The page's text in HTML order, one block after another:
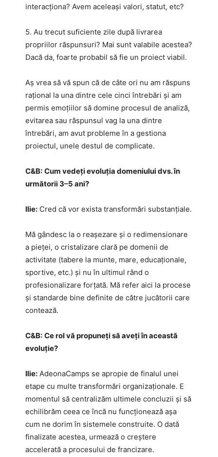
interacționa? Avem aceleași valori, statut, etc?
5. Au trecut suficiente zile după livrarea
propriilor răspunsuri? Mai sunt valabile acestea?
Dacă da, foarte probabil să fie un proiect viabil.
Aș vrea să vă spun că de câte ori nu am răspuns
rațional la una dintre cele cinci întrebări și am
permis emoțiilor să domine procesul de analiză,
evitarea sau răspunsul vag la una dintre
întrebări, am avut probleme în a gestiona
proiectul, unele destul de complicate.
C&B: Cum vedeți evoluția domeniului dvs. în
următorii 3–5 ani?
Ilie: Cred că vor exista transformări substanțiale.
Mă gândesc la o reașezare și o redimensionare
a pieței, o cristalizare clară pe domenii de
activitate (tabere la munte, mare, educaționale,
sportive, etc.) și nu în ultimul rând o
profesionalizare forțată. Mă refer aici la procese
și standarde bine definite de către jucătorii care
contează.
C&B: Ce rol vă propuneți să aveți în această
evoluție?
Ilie: AdeonaCamps se apropie de finalul unei
etape cu multe transformări organizaționale. E
momentul să centralizăm ultimele concluzii și să
echilibrăm ceea ce încă nu funcționează așa
cum ne dorim în sistemele construite. O dată
finalizate acestea, urmează o creștere
accelerată a procesului de francizare.